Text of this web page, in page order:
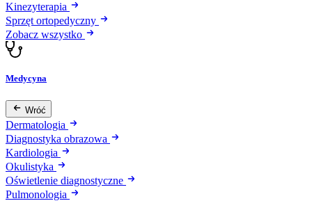
Kinezyterapia
Sprzęt ortopedyczny
Zobacz wszystko
Medycyna
Wróć
Dermatologia
Diagnostyka obrazowa
Kardiologia
Okulistyka
Oświetlenie diagnostyczne
Pulmonologia